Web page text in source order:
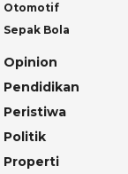
Otomotif
Sepak Bola
Opinion
Pendidikan
Peristiwa
Politik
Properti